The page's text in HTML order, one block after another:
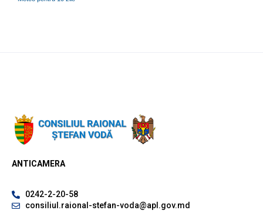
ANTICAMERA
0242-2-20-58
consiliul.raional-stefan-voda@apl.gov.md